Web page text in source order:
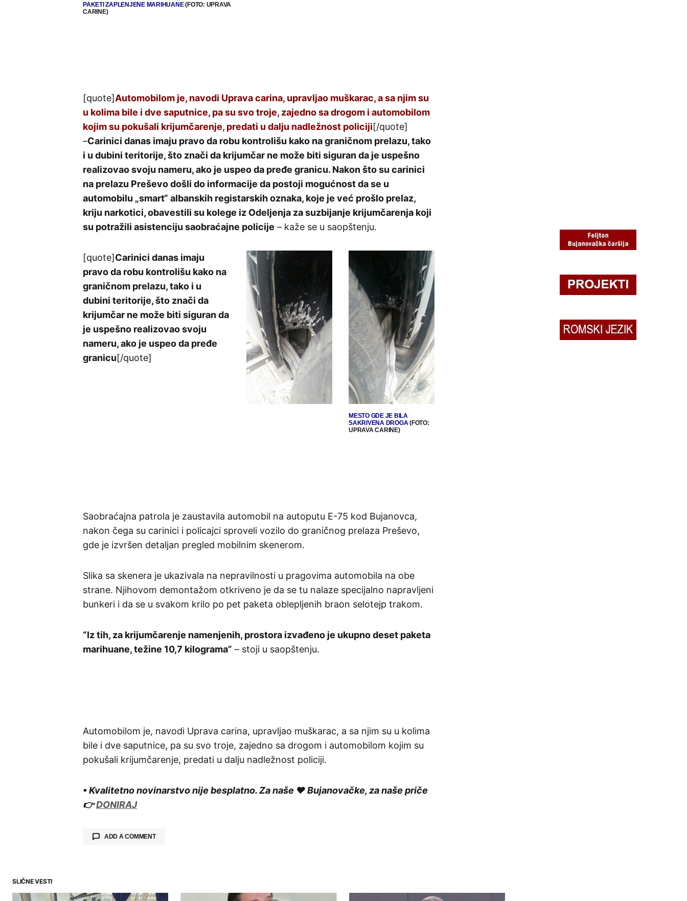
PAKETI ZAPLENJENE MARIHUANE(FOTO: UPRAVA
CARINE)
[quote]Automobilom je, navodi Uprava carina, upravljao muškarac, a sa njim su
u kolima bile i dve saputnice, pa su svo troje, zajedno sa drogom i automobilom
kojim su pokušali krijumčarenje, predati u dalju nadležnost policiji[/quote]
–Carinici danas imaju pravo da robu kontrolišu kako na graničnom prelazu, tako
i u dubini teritorije, što znači da krijumčar ne može biti siguran da je uspešno
realizovao svoju nameru, ako je uspeo da pređe granicu. Nakon što su carinici
na prelazu Preševo došli do informacije da postoji mogućnost da se u
automobilu „smart“ albanskih registarskih oznaka, koje je već prošlo prelaz,
kriju narkotici, obavestili su kolege iz Odeljenja za suzbijanje krijumčarenja koji
su potražili asistenciju saobraćajne policije – kaže se u saopštenju.
MESTO GDE JE BILA
SAKRIVENA DROGA(FOTO:
UPRAVA CARINE)
[quote]Carinici danas imaju
pravo da robu kontrolišu kako na
graničnom prelazu, tako i u
dubini teritorije, što znači da
krijumčar ne može biti siguran da
je uspešno realizovao svoju
nameru, ako je uspeo da pređe
granicu[/quote]
Saobraćajna patrola je zaustavila automobil na autoputu E-75 kod Bujanovca,
nakon čega su carinici i policajci sproveli vozilo do graničnog prelaza Preševo,
gde je izvršen detaljan pregled mobilnim skenerom.
Slika sa skenera je ukazivala na nepravilnosti u pragovima automobila na obe
strane. Njihovom demontažom otkriveno je da se tu nalaze specijalno napravljeni
bunkeri i da se u svakom krilo po pet paketa oblepljenih braon selotejp trakom.
“Iz tih, za krijumčarenje namenjenih, prostora izvađeno je ukupno deset paketa
marihuane, težine 10,7 kilograma” – stoji u saopštenju.
Automobilom je, navodi Uprava carina, upravljao muškarac, a sa njim su u kolima
bile i dve saputnice, pa su svo troje, zajedno sa drogom i automobilom kojim su
pokušali krijumčarenje, predati u dalju nadležnost policiji.
• Kvalitetno novinarstvo nije besplatno. Za naše ❤️ Bujanovačke, za naše priče
👉DONIRAJ
ADD A COMMENT
SLIČNE VESTI